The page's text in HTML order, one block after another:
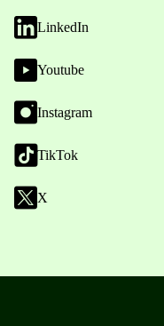
LinkedIn
Youtube
Instagram
TikTok
X